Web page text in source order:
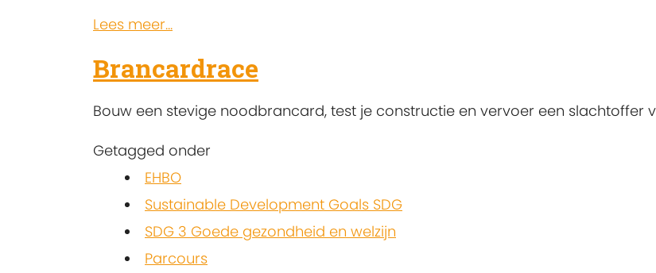
Lees meer...
Brancardrace
Bouw een stevige noodbrancard, test je constructie en vervoer een slachtoffer
Getagged onder
EHBO
Sustainable Development Goals SDG
SDG 3 Goede gezondheid en welzijn
Parcours